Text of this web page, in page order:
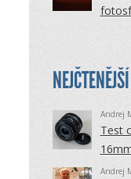
Andrej
Test
Andrej